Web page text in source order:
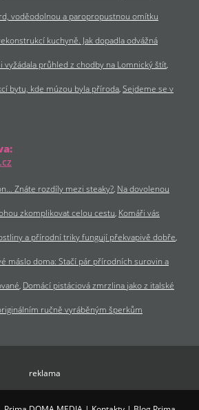
voděodolnou a paropropustnou omítku
kuchyně. Jak dopadla odvážná
vyžádala průhled z chodby na Lomnický štít
bytu, kde múzou byla příroda Sejdeme se v
Znáte rozdíly mezi steaky? Na dovolenou
zkomplikovat celou cestu Komáři vás
a přírodní triky fungují překvapivě dobře
máslo doma: Stačí pár přírodních surovin a
Domácí pistáciová zmrzlina jako z italské
ručně vyráběným šperkům
reklama